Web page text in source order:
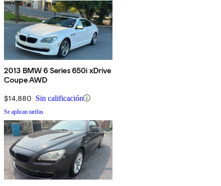
2013 BMW 6 Series 650i xDrive
Coupe AWD
$14,880 Sin calificación
Se aplican tarifas